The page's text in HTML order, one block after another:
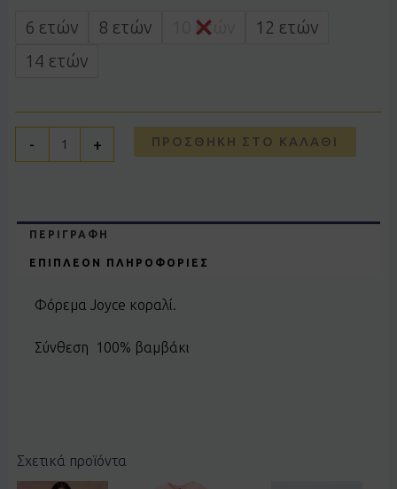
6 ετών 8 ετών 10 ετών
12 ετών
14 ετών
-
κοραλί
ποσότητα
+ ΠΡΟΣΘΉΚΗ ΣΤΟ ΚΑΛΆΘΙ
ΠΕΡΙΓΡΑΦΉ
ΕΠΙΠΛΈΟΝ ΠΛΗΡΟΦΟΡΊΕΣ
Φόρεμα Joyce κοραλί.
Σύνθεση 100% βαμβάκι
Σχετικά προϊόντα